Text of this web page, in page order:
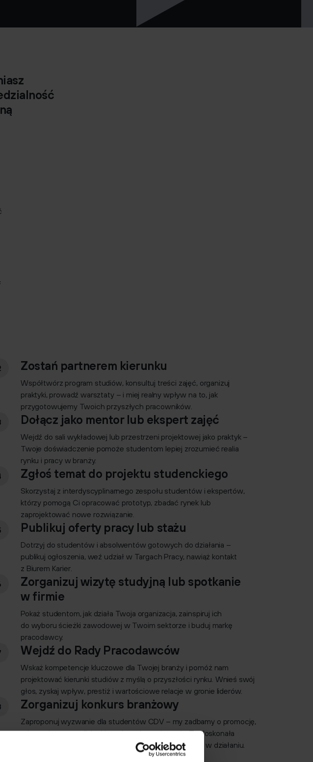
Zostań partnerem kierunku
Współtwórz program studiów, konsultuj treści zajęć, organizuj
praktyki, prowadź warsztaty – i miej realny wpływ na to, jak
przygotowujemy Twoich przyszłych pracowników.
Dołącz jako mentor lub ekspert zajęć
Wejdź do sali wykładowej lub przestrzeni projektowej jako praktyk –
Twoje doświadczenie pomoże studentom lepiej zrozumieć realia
rynku i pracy w branży.
Zgłoś temat do projektu studenckiego
Skorzystaj z interdyscyplinarnego zespołu studentów i ekspertów,
którzy pomogą Ci opracować prototyp, zbadać rynek lub
zaprojektować nowe rozwiązanie.
Publikuj oferty pracy lub stażu
Dotrzyj do studentów i absolwentów gotowych do działania –
publikuj ogłoszenia, weź udział w Targach Pracy, nawiąż kontakt
z Biurem Karier.
Zorganizuj wizytę studyjną lub spotkanie
w firmie
Pokaż studentom, jak działa Twoja organizacja, zainspiruj ich
do wyboru ścieżki zawodowej w Twoim sektorze i buduj markę
pracodawcy.
Wejdź do Rady Pracodawców
Wskaż kompetencje kluczowe dla Twojej branży i pomóż nam
projektować kierunki studiów z myślą o przyszłości rynku. Wnieś swój
głos, zyskaj wpływ, prestiż i wartościowe relacje w gronie liderów.
Zorganizuj konkurs branżowy
Zaproponuj wyzwanie dla studentów CDV – my zadbamy o promocję,
rekrutację uczestników i koordynację wydarzenia. To doskonała
okazja, by poznać talenty i przetestować ich potencjał w działaniu.